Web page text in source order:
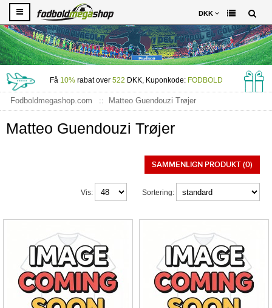
DKK
Få 10%rabat over 522 DKK, Kuponkode: FODBOLD
Fodboldmegashop.com Matteo Guendouzi Trøjer
Matteo Guendouzi Trøjer
SAMMENLIGN PRODUKT (0)
Sortering:
Vis: